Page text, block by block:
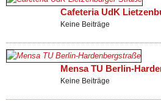
Cafeteria UdK
Keine Beiträge
Mensa TU Berlin-
Keine Beiträge